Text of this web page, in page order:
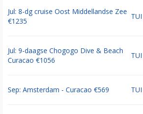
Jul: 8-dg cruise Oost Middellandse Zee
€1235
TUI
Jul: 9-daagse Chogogo Dive & Beach
Curacao €1056
TUI
Sep: Amsterdam - Curacao €569 TUI